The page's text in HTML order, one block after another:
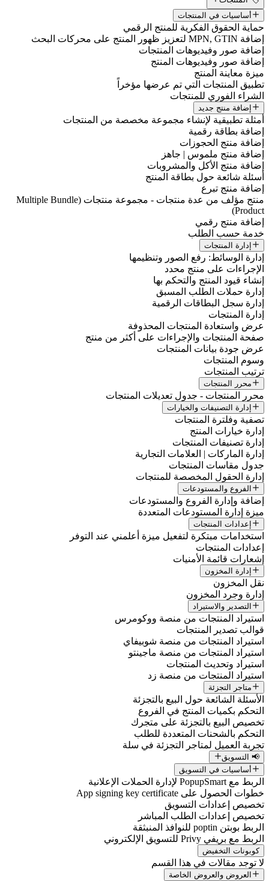
أساسيات في المنتجات
حماية الحقوق الفكرية للمنتج الرقمي
إضافة MPN, GTIN لتعزيز ظهور المنتج على محركات البحث
إضافة صور وفيديوهات المنتجات
إضافة صور وفيديوهات المنتج
ميزة معاينة المنتج
تطبيق المنتجات التي تم عرضها مؤخراً
الشراء الفوري للمنتجات
إضافة منتج جديد
أمثلة تطبيقية لإنشاء مجموعة مخصصة من المنتجات
إضافة بطاقة رقمية
إضافة منتج الحجوزات
إضافة منتج ملموس | جاهز
إضافة منتج الأكل والمشروبات
أسئلة شائعة حول بطاقة المنتج
إضافة منتج تبرع
منتج مؤلف من عدة منتجات - مجموعة منتجات (Multiple Bundle
Product)
إضافة منتج رقمي
خدمة حسب الطلب
إدارة المنتجات
إدارة الوسائط: رفع الصور وتنظيمها
الإجراءات على منتج محدد
إنشاء قيود المنتج والتحكم بها
إدارة حملات الطلب المسبق
إدارة سجل البطاقات الرقمية
إدارة المنتجات
عرض واستعادة المنتجات المحذوفة
صفحة المنتجات والإجراءات على أكثر من منتج
عرض جودة بيانات المنتجات
وسوم المنتجات
ترتيب المنتجات
محرر المنتجات
محرر المنتجات - جدول تعديلات المنتجات
إدارة التصنيفات والخيارات
تصفية وفلترة المنتجات
إدارة خيارات المنتج
إدارة تصنيفات المنتجات
إدارة الماركات | العلامات التجارية
جدول مقاسات المنتجات
إدارة الحقول المخصصة للمنتجات
الفروع والمستودعات
إضافة وإدارة الفروع والمستودعات
ميزة إدارة المستودعات المتعددة
إعدادات المنتجات
استخدامات مبتكرة لتفعيل ميزة أعلمني عند التوفر
إعدادات المنتجات
إشعارات قائمة الأمنيات
إدارة المخزون
نقل المخزون
إدارة وجرد المخزون
التصدير والاستيراد
استيراد المنتجات من منصة ووكومرس
قوالب تصدير المنتجات
استيراد المنتجات من منصة شوبيفاي
استيراد المنتجات من منصة ماجينتو
استيراد وتحديث المنتجات
استيراد المنتجات من منصة زد
متاجر التجزئة
الأسئلة الشائعة حول البيع بالتجزئة
التحكم بكميات المنتج في الفروع
تخصيص البيع بالتجزئة على متجرك
التحكم بالشحنات المتعددة للطلب
تجربة العميل لمتاجر التجزئة في سلة
📢 التسويق
أساسيات في التسويق
الربط مع PopupSmart لإدارة الحملات الإعلانية
خطوات الحصول على App signing key certificate
تخصيص إعدادات التسويق
تخصيص إعدادات الطلب المباشر
الربط بوبتن poptin للنوافذ المنبثقة
الربط مع بريفي Privy للتسويق الإلكتروني
كوبونات التخفيض
لا توجد مقالات في هذا القسم
العروض والعروض الخاصة